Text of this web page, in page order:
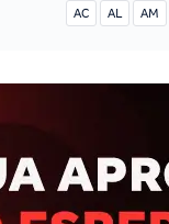
AC AL AM